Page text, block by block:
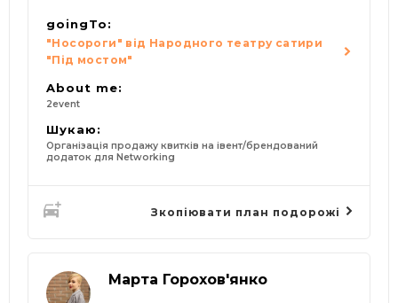
goingTo:
"Носороги" від Народного театру сатири
"Під мостом"
About me:
2event
Шукаю:
Організація продажу квитків на івент/брендований
додаток для Networking
Зкопіювати план подорожі
Марта Горохов'янко